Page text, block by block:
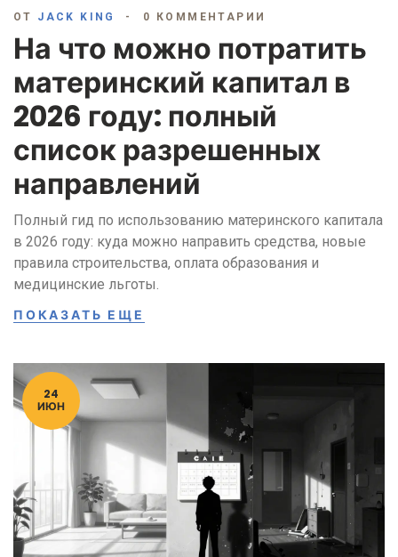
ОТ JACK KING 0 КОММЕНТАРИИ
На что можно потратить
материнский капитал в
2026 году: полный
список разрешенных
направлений
Полный гид по использованию материнского капитала
в 2026 году: куда можно направить средства, новые
правила строительства, оплата образования и
медицинские льготы.
ПОКАЗАТЬ ЕЩЕ
24
ИЮН